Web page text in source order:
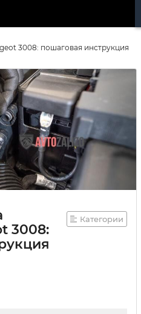
3008: пошаговая инструкция
3008:
Категории